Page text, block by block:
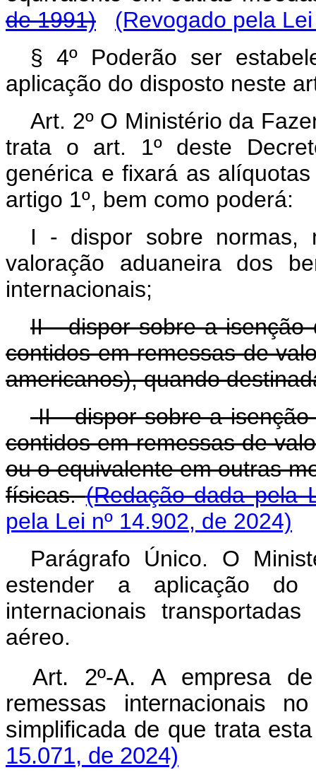
de 1991)
(Revogado pela
§ 4º Poderão ser
aplicação do disposto neste
Art. 2º O Ministério da
trata o art. 1º deste
genérica e fixará as
artigo 1º, bem como poderá:
I - dispor sobre normas,
valoração aduaneira dos
internacionais;
II - dispor sobre a isenção
contidos em remessas de
americanos), quando
II - dispor sobre a
contidos em remessas de
ou o equivalente em outras
físicas.(Redação dada pela
pela Lei nº 14.902, de 2024)
Parágrafo Único. O
estender a aplicação do
internacionais
aéreo.
Art. 2º-A. A empresa
remessas internacionais
simplificada de que trata
15.071, de 2024)